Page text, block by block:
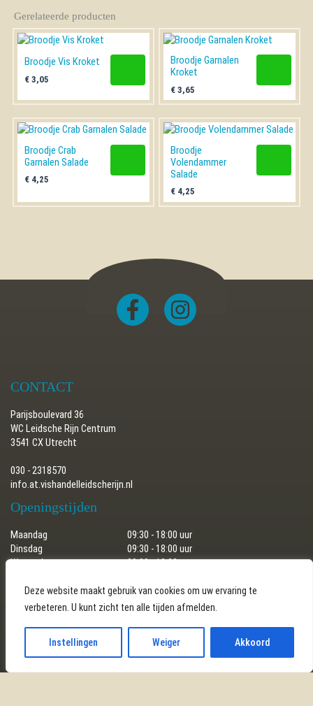
Deze website maakt gebruik van cookies om uw ervaring te
verbeteren. U kunt zicht ten alle tijden afmelden.
Instellingen Weiger Akkoord
Gerelateerde producten
Broodje Vis Kroket
€ 3,05
Broodje Garnalen
Kroket
€ 3,65
Broodje Crab
Garnalen Salade
€ 4,25
Broodje
Volendammer
Salade
€ 4,25
CONTACT
Parijsboulevard 36
WC Leidsche Rijn Centrum
3541 CX Utrecht
030 - 2318570
info.at.vishandelleidscherijn.nl
Openingstijden
Maandag
09:30 - 18:00 uur
Dinsdag
09:30 - 18:00 uur
Woensdag
09:30 - 18:00 uur
Vrijdag
09:30 - 18:00 uur
Zaterdag
09:30 - 17:30 uur